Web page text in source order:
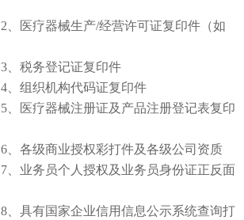
2、医疗器械生产/经营许可证复印件（如
3、税务登记证复印件
4、组织机构代码证复印件
5、医疗器械注册证及产品注册登记表复印
6、各级商业授权彩打件及各级公司资质
7、业务员个人授权及业务员身份证正反面
8、具有国家企业信用信息公示系统查询打